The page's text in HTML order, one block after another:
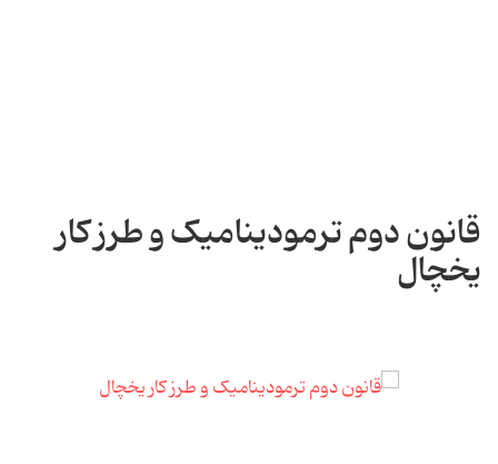
قانون دوم ترمودینامیک و طرز کار
یخچال